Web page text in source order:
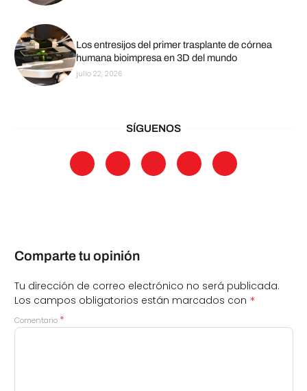
Los entresijos del primer trasplante de córnea
humana bioimpresa en 3D del mundo
julio 22, 2026
SÍGUENOS
Comparte tu opinión
Tu dirección de correo electrónico no será publicada.
Los campos obligatorios están marcados con *
Comentario *